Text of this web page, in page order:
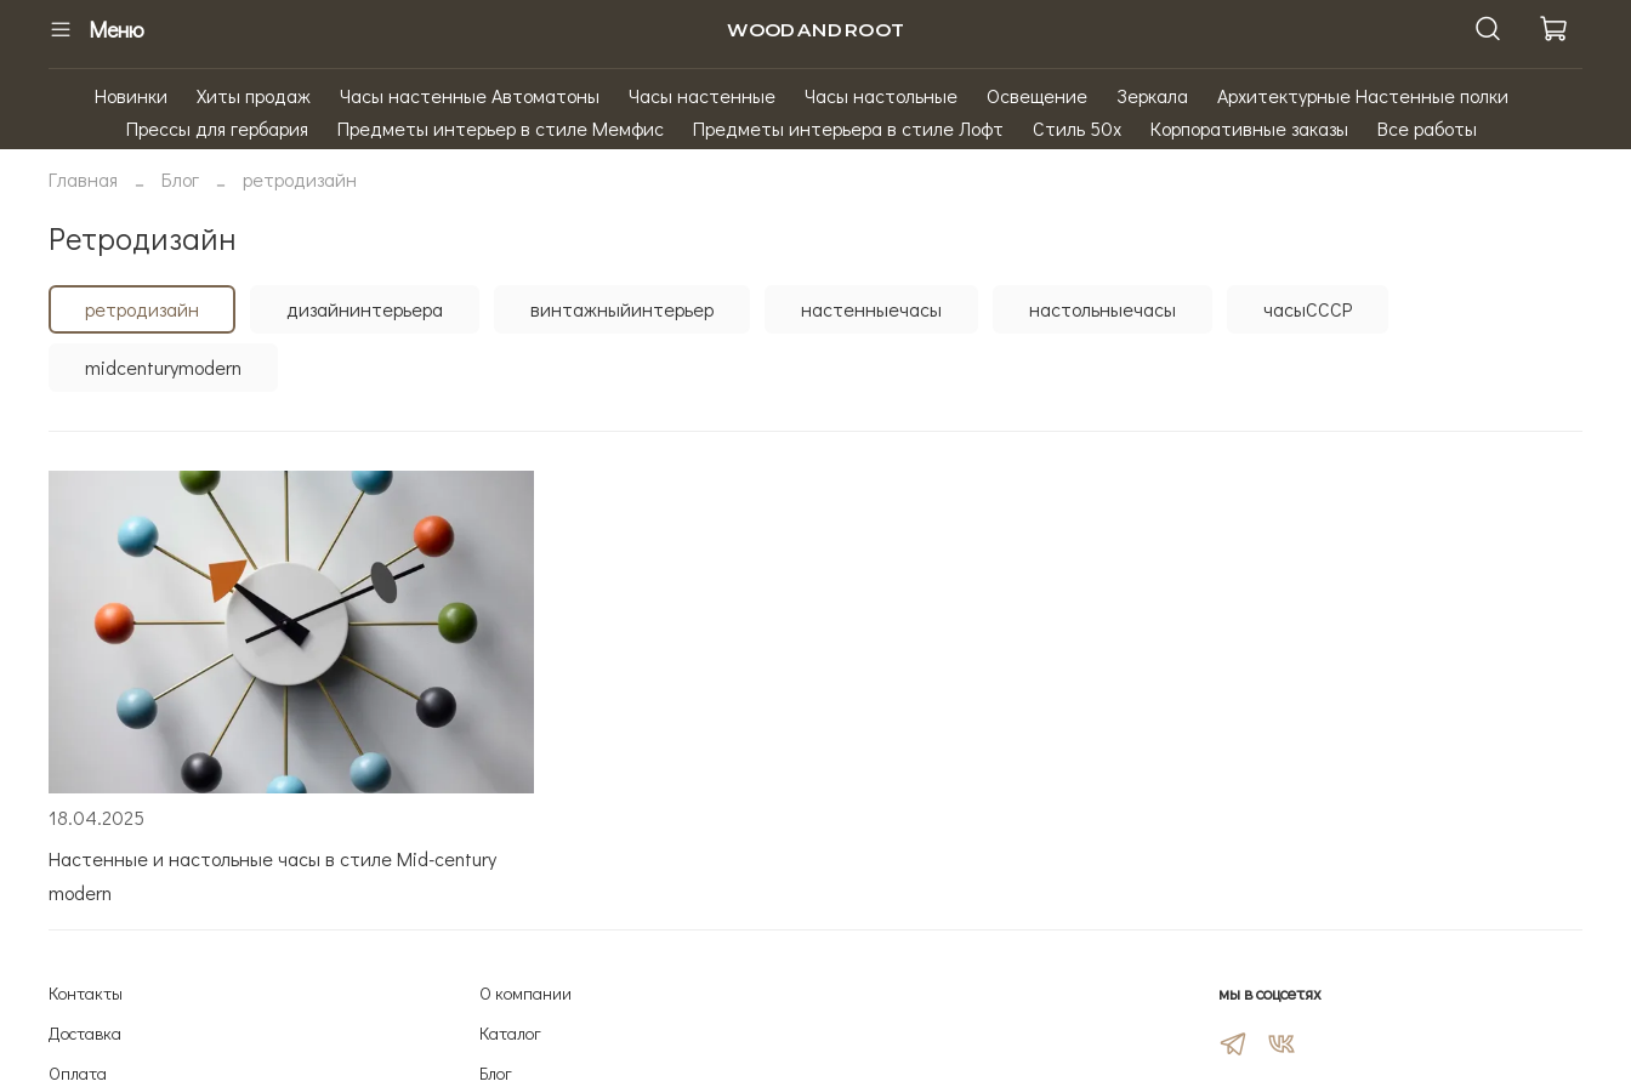
Меню WOODANDROOT
Новинки Хиты продаж Часы настенные Автоматоны Часы настенные Часы настольные Освещение Зеркала
Архитектурные Настенные полки
Прессы для гербария
Предметы интерьер в стиле Мемфис Предметы интерьера в стиле Лофт Стиль 50х Корпоративные заказы Все работы
Главная Блог ретродизайн
ретродизайн
ретродизайн дизайнинтерьера винтажныйинтерьер настенныечасы настольныечасы часыСССР
midcenturymodern
18.04.2025
Настенные и настольные часы в стиле Mid-century
modern
Контакты
Доставка
Оплата
О компании
Каталог
Блог
мы в соцсетях